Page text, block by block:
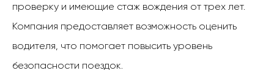
проверку и имеющие стаж вождения от трех лет.
Компания предоставляет возможность оценить
водителя, что помогает повысить уровень
безопасности поездок.